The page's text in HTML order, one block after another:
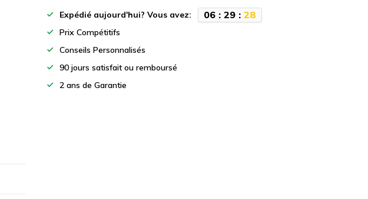
Expédié aujourd'hui? Vous avez: 06 :29 :27
Prix Compétitifs
Conseils Personnalisés
90 jours satisfait ou remboursé
2 ans de Garantie